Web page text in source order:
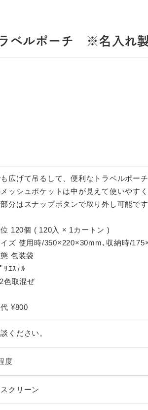
ベルポーチ ※名入れ
広げて吊るして、便利なトラベルポーチ
メッシュポケットは中が見えて使いやすく
分はスナップボタンで取り外し可能です
120個 ( 120入 × 1カートン )
ズ 使用時/350×220×30mm､収納時/
包装袋
ﾘｴｽﾃﾙ
色取混ぜ
¥800
ください。
度
クリーン